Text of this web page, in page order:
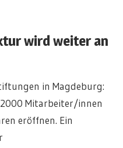
wird weiter an
in Magdeburg:
Mitarbeiter/innen
eröffnen. Ein